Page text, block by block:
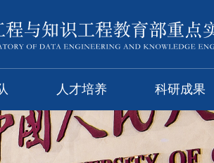
人才培养 科研成果